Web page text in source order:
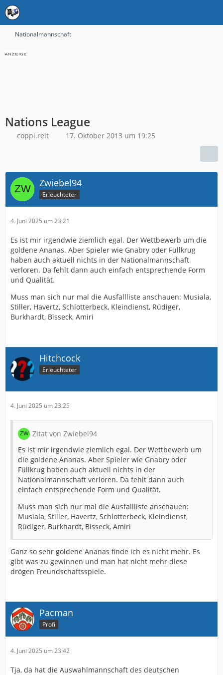
Nationalmannschaft
Nations League
coppi.reit 17. Oktober 2013 um 19:25
Zwiebel94
Erleuchteter
4. Juni 2025 um 23:21
Es ist mir irgendwie ziemlich egal. Der Wettbewerb um die
goldene Ananas. Aber Spieler wie Gnabry oder Füllkrug
haben auch aktuell nichts in der Nationalmannschaft
verloren. Da fehlt dann auch einfach entsprechende Form
und Qualität.
Muss man sich nur mal die Ausfallliste anschauen: Musiala,
Stiller, Havertz, Schlotterbeck, Kleindienst, Rüdiger,
Burkhardt, Bisseck, Amiri
Hitchcock
Erleuchteter
4. Juni 2025 um 23:25
Zitat von Zwiebel94
Es ist mir irgendwie ziemlich egal. Der Wettbewerb um
die goldene Ananas. Aber Spieler wie Gnabry oder
Füllkrug haben auch aktuell nichts in der
Nationalmannschaft verloren. Da fehlt dann auch
einfach entsprechende Form und Qualität.
Muss man sich nur mal die Ausfallliste anschauen:
Musiala, Stiller, Havertz, Schlotterbeck, Kleindienst,
Rüdiger, Burkhardt, Bisseck, Amiri
Ganz so sehr goldene Ananas finde ich es nicht mehr. Es
gibt was zu gewinnen und man hat nicht mehr diese
drögen Freundschaftsspiele.
Pacman
Profi
4. Juni 2025 um 23:42
Tja, da hat die Auswahlmannschaft des deutschen